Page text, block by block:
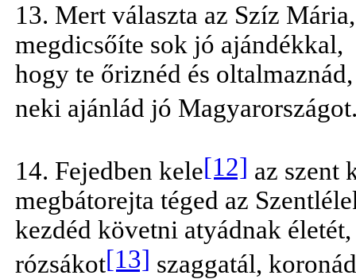
13. Mert választa az Szíz Mária,
megdicsőíte sok jó ajándékkal,
hogy te őriznéd és oltalmaznád,
neki ajánlád jó
14. Fejedben kele[12] az szent
megbátorejta téged az
kezdéd követni atyádnak életét,
rózsákot[13] szaggatál,